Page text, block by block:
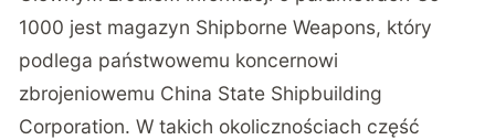
1000 jest magazyn Shipborne Weapons, który
podlega państwowemu koncernowi
zbrojeniowemu China State Shipbuilding
Corporation. W takich okolicznościach część